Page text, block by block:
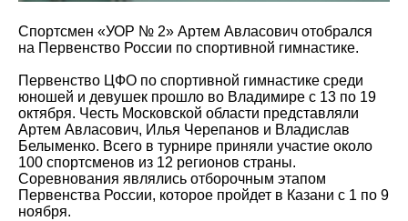
Спортсмен «УОР № 2» Артем Авласович отобрался
на Первенство России по спортивной гимнастике.
Первенство ЦФО по спортивной гимнастике среди
юношей и девушек прошло во Владимире с 13 по 19
октября. Честь Московской области представляли
Артем Авласович, Илья Черепанов и Владислав
Белыменко. Всего в турнире приняли участие около
100 спортсменов из 12 регионов страны.
Соревнования являлись отборочным этапом
Первенства России, которое пройдет в Казани с 1 по 9
ноября.